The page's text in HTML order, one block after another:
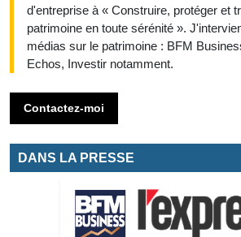
d'entreprise à « Construire, protéger et
patrimoine en toute sérénité ».
médias sur le patrimoine : BFM
Echos, Investir notamment.
Contactez-moi
DANS LA PRESSE